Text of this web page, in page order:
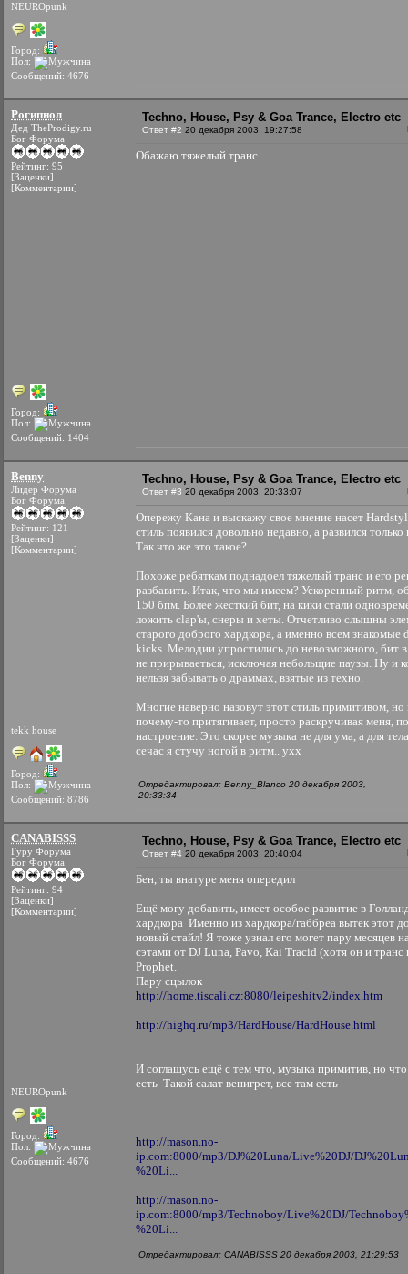
NEUROpunk
Город:
Пол:
Сообщений: 4676
Рогипнол
Дед TheProdigy.ru
Бог Форума
Рейтинг: 95
[Заценки]
[Комментарии]
Город:
Пол:
Сообщений: 1404
Techno, House, Psy & Goa Trance, Electro etc
Ответ #2 20 декабря 2003, 19:27:58
Обажаю тяжелый транс.
Benny
Лидер Форума
Бог Форума
Рейтинг: 121
[Заценки]
[Комментарии]
tekk house
Город:
Пол:
Сообщений: 8786
Techno, House, Psy & Goa Trance, Electro etc
Ответ #3 20 декабря 2003, 20:33:07
Опережу Кана и выскажу свое мнение насет
стиль появился довольно недавно, а развился только
Так что же это такое?
Похоже ребяткам поднадоел тяжелый транс и его
разбавить. Итак, что мы имеем? Ускоренный ритм,
150 бпм. Более жесткий бит, на кики стали
ложить clap'ы, снеры и хеты. Отчетливо слышны
старого доброго хардкора, а именно всем знакомые
kicks. Мелодии упростились до невозможного, бит
не прирываеться, исключая небольщие паузы. Ну и
нельзя забывать о драммах, взятые из техно.
Многие наверно назовут этот стиль примитивом, но
почему-то притягивает, просто раскручивая меня,
настроение. Это скорее музыка не для ума, а для
сечас я стучу ногой в ритм.. ухх
Отредактировал: Benny_Blanco 20 декабря 2003,
20:33:34
CANABISSS
Гуру Форума
Бог Форума
Рейтинг: 94
[Заценки]
[Комментарии]
NEUROpunk
Город:
Пол:
Сообщений: 4676
Techno, House, Psy & Goa Trance, Electro etc
Ответ #4 20 декабря 2003, 20:40:04
Бен, ты внатуре меня опередил
Ещё могу добавить, имеет особое развитие в
хардкора Именно из хардкора/габбреа вытек этот
новый стайл! Я тоже узнал его могет пару месяцев
сэтами от DJ Luna, Pavo, Kai Tracid (хотя он и транс
Prophet.
Пару сцылок
http://home.tiscali.cz:8080/leipeshitv2/index.htm
http://highq.ru/mp3/HardHouse/HardHouse.html
И соглашусь ещё с тем что, музыка примитив, но
есть Такой салат венигрет, все там есть
http://mason.no-
ip.com:8000/mp3/DJ%20Luna/Live%20DJ/
%20Li...
http://mason.no-
ip.com:8000/mp3/Technoboy/Live%20DJ/
%20Li...
Отредактировал: CANABISSS 20 декабря 2003, 21:29:53